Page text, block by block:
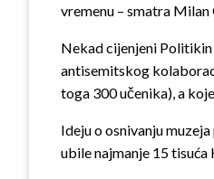
vremenu – smatra
Nekad cijenjeni
antisemitskog
toga 300 učenika), a
Ideju o osnivanju
ubile najmanje 15